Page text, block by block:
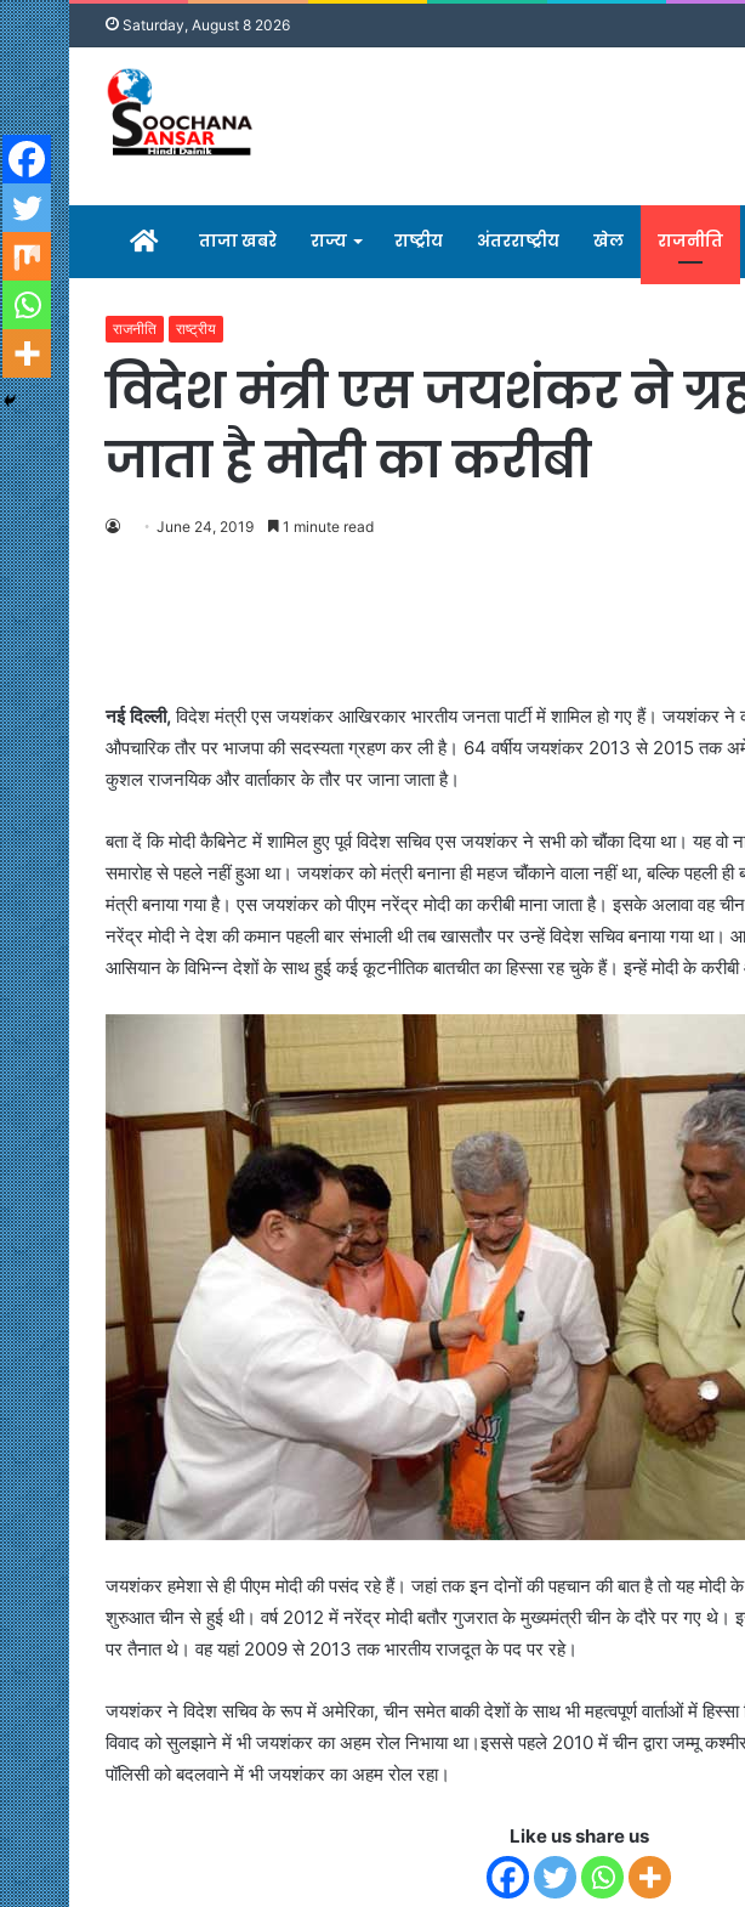
Saturday, August 8 2026
होम ताजा खबरे राज्य राष्ट्रीय अंतरराष्ट्रीय खेल राजनीति
राजनीति राष्ट्रीय
विदेश मंत्री एस जयशंकर ने
जाता है मोदी का करीबी
June 24, 2019 1 minute read
नई दिल्‍ली, विदेश मंत्री एस जयशंकर आखिरकार भारतीय जनता पार्टी में शामिल हो गए हैं। जयशंकर ने
औपचारिक तौर पर भाजपा की सदस्यता ग्रहण कर ली है। 64 वर्षीय जयशंकर 2013 से 2015 तक
कुशल राजनयिक और वार्ताकार के तौर पर जाना जाता है।
बता दें कि मोदी कैबिनेट में शामिल हुए पूर्व विदेश सचिव एस जयशंकर ने सभी को चौंका दिया था। यह वो
समारोह से पहले नहीं हुआ था। जयशंकर को मंत्री बनाना ही महज चौंकाने वाला नहीं था, बल्कि पहली ही
मंत्री बनाया गया है। एस जयशंकर को पीएम नरेंद्र मोदी का करीबी माना जाता है। इसके अलावा वह
नरेंद्र मोदी ने देश की कमान पहली बार संभाली थी तब खासतौर पर उन्‍हें विदेश सचिव बनाया गया
आसियान के विभिन्न देशों के साथ हुई कई कूटनीतिक बातचीत का हिस्सा रह चुके हैं। इन्हें मोदी के
जयशंकर हमेशा से ही पीएम मोदी की पसंद रहे हैं। जहां तक इन दोनों की पहचान की बात है तो यह
शुरुआत चीन से हुई थी। वर्ष 2012 में नरेंद्र मोदी बतौर गुजरात के मुख्‍यमंत्री चीन के दौरे पर गए थे।
पर तैनात थे। वह यहां 2009 से 2013 तक भारतीय राजदूत के पद पर रहे।
जयशंकर ने विदेश सचिव के रूप में अमेरिका, चीन समेत बाकी देशों के साथ भी महत्वपूर्ण वार्ताओं में
विवाद को सुलझाने में भी जयशंकर का अहम रोल निभाया था।इससे पहले 2010 में चीन द्वारा जम्मू
पॉलिसी को बदलवाने में भी जयशंकर का अहम रोल रहा।
Like us share us